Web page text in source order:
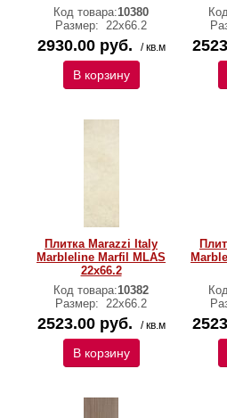
Код товара:10380
Размер: 22х66.2
2930.00 руб. / кв.м
В корзину
Плитка Marazzi Italy
Marbleline Marfil MLAS
22х66.2
Код товара:10382
Размер: 22х66.2
2523.00 руб. / кв.м
В корзину